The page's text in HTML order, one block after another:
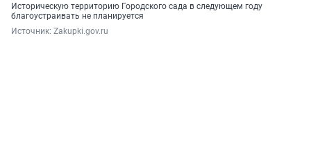
Историческую территорию Городского сада в следующем году
благоустраивать не планируется
Источник: Zakupki.gov.ru